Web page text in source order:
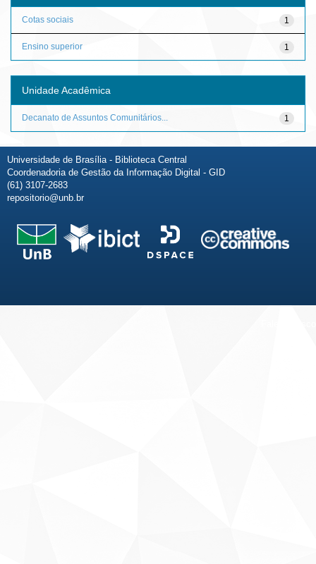
1
Cotas sociais
1
Ensino superior
Unidade Acadêmica
1
Decanato de Assuntos Comunitários...
Universidade de Brasília - Biblioteca Central
Coordenadoria de Gestão da Informação Digital - GID
(61) 3107-2683
repositorio@unb.br